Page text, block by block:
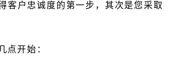
客户忠诚度的第一步，其次是您采取
点开始：